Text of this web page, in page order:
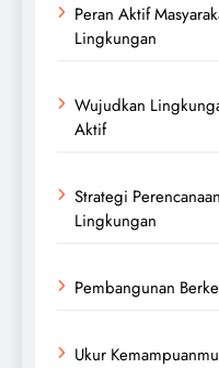
Peran Aktif
Lingkungan
Wujudkan
Aktif
Strategi
Lingkungan
Pembangunan
Ukur